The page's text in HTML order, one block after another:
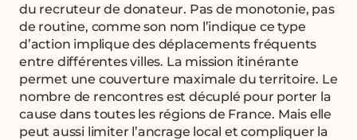
du recruteur de donateur. Pas de monotonie, pas
de routine, comme son nom l’indique ce type
d’action implique des déplacements fréquents
entre différentes villes. La mission itinérante
permet une couverture maximale du territoire. Le
nombre de rencontres est décuplé pour porter la
cause dans toutes les régions de France. Mais elle
peut aussi limiter l’ancrage local et compliquer la